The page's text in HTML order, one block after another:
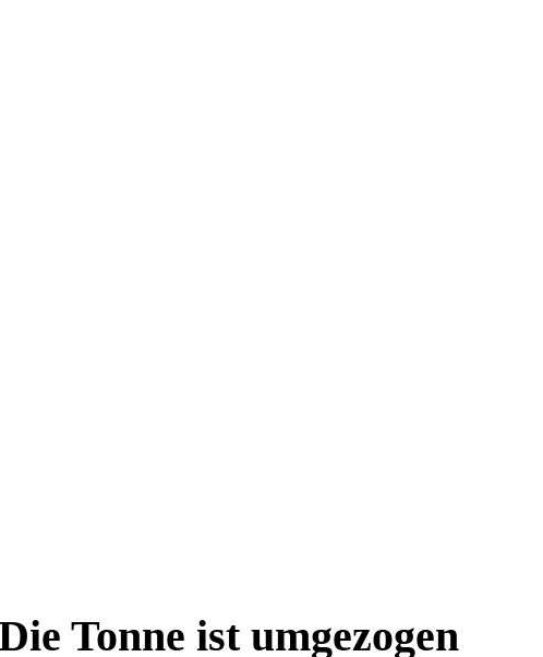
Tonne ist umgezogen